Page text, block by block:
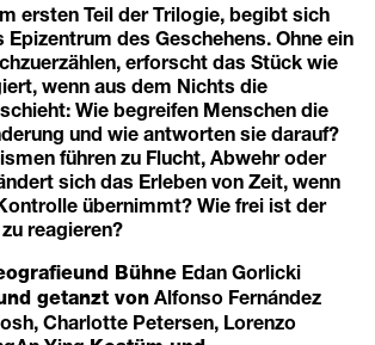
ersten Teil der Trilogie, begibt sich
Epizentrum des Geschehens. Ohne ein
erforscht das Stück wie
wenn aus dem Nichts die
Wie begreifen Menschen die
und wie antworten sie darauf?
führen zu Flucht, Abwehr oder
sich das Erleben von Zeit, wenn
übernimmt? Wie frei ist der
reagieren?
und Bühne Edan Gorlicki
getanzt von Alfonso Fernández
Charlotte Petersen, Lorenzo